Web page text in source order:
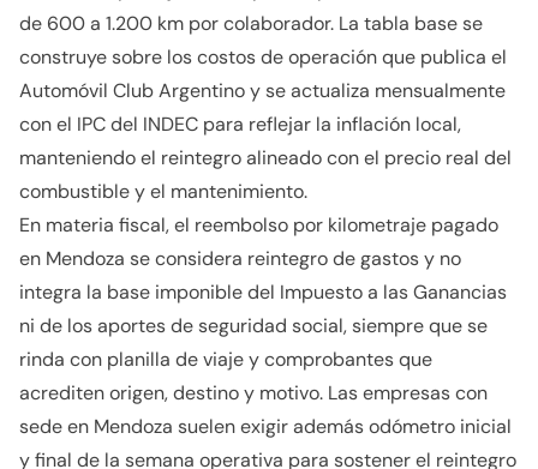
de 600 a 1.200 km por colaborador. La tabla base se
construye sobre los costos de operación que publica el
Automóvil Club Argentino y se actualiza mensualmente
con el IPC del INDEC para reflejar la inflación local,
manteniendo el reintegro alineado con el precio real del
combustible y el mantenimiento.
En materia fiscal, el reembolso por kilometraje pagado
en Mendoza se considera reintegro de gastos y no
integra la base imponible del Impuesto a las Ganancias
ni de los aportes de seguridad social, siempre que se
rinda con planilla de viaje y comprobantes que
acrediten origen, destino y motivo. Las empresas con
sede en Mendoza suelen exigir además odómetro inicial
y final de la semana operativa para sostener el reintegro